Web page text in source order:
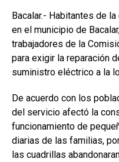
Bacalar.- Habitantes de
en el municipio de
trabajadores de la
para exigir la reparación
suministro eléctrico a la
De acuerdo con los
del servicio afectó la
funcionamiento de
diarias de las familias,
las cuadrillas